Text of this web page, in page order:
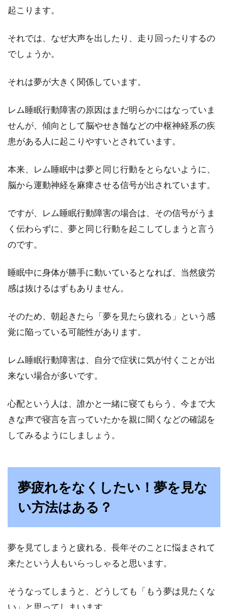
起こります。
それでは、なぜ大声を出したり、走り回ったりするの
でしょうか。
それは夢が大きく関係しています。
レム睡眠行動障害の原因はまだ明らかにはなっていま
せんが、傾向として脳やせき髄などの中枢神経系の疾
患がある人に起こりやすいとされています。
本来、レム睡眠中は夢と同じ行動をとらないように、
脳から運動神経を麻痺させる信号が出されています。
ですが、レム睡眠行動障害の場合は、その信号がうま
く伝わらずに、夢と同じ行動を起こしてしまうと言う
のです。
睡眠中に身体が勝手に動いているとなれば、当然疲労
感は抜けるはずもありません。
そのため、朝起きたら「夢を見たら疲れる」という感
覚に陥っている可能性があります。
レム睡眠行動障害は、自分で症状に気が付くことが出
来ない場合が多いです。
心配という人は、誰かと一緒に寝てもらう、今まで大
きな声で寝言を言っていたかを親に聞くなどの確認を
してみるようにしましょう。
夢疲れをなくしたい！夢を見な
い方法はある？
夢を見てしまうと疲れる、長年そのことに悩まされて
来たという人もいらっしゃると思います。
そうなってしまうと、どうしても「もう夢は見たくな
い」と思ってしまいます。